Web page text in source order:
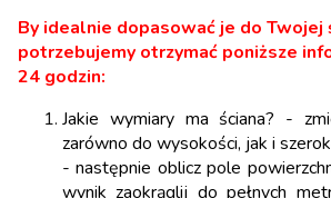
By idealnie dopasować je do Twojej
potrzebujemy otrzymać poniższe
24 godzin:
Jakie wymiary ma ściana? -
zarówno do wysokości, jak i
- następnie oblicz pole
wynik zaokrąglij do pełnych